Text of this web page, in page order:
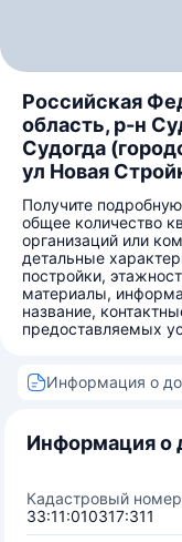
Российская
область, р-н
Судогда
ул Новая
Получите
общее количество
организаций или
детальные
постройки,
материалы,
название,
предоставляемых
Информация о
Информация о
Кадастровый
33:11:010317:311